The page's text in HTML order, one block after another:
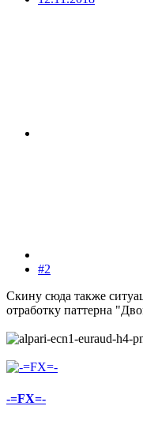
#2
Скину сюда также
отработку паттерна
-=FX=-